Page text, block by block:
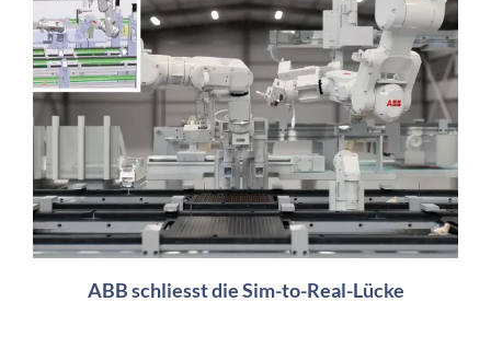
ABB schliesst die Sim-to-Real-Lücke